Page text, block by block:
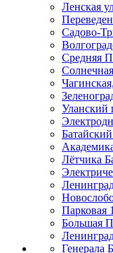
Ленская
Садово-
Средняя
Солнечная
Уланский
Лётчика
Парковая
Большая
Генерала